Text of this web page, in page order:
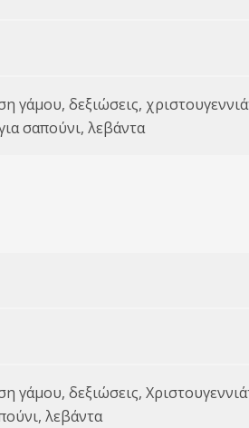
δεξιώσεις,
σαπούνι, λεβάντα
δεξιώσεις,
λεβάντα